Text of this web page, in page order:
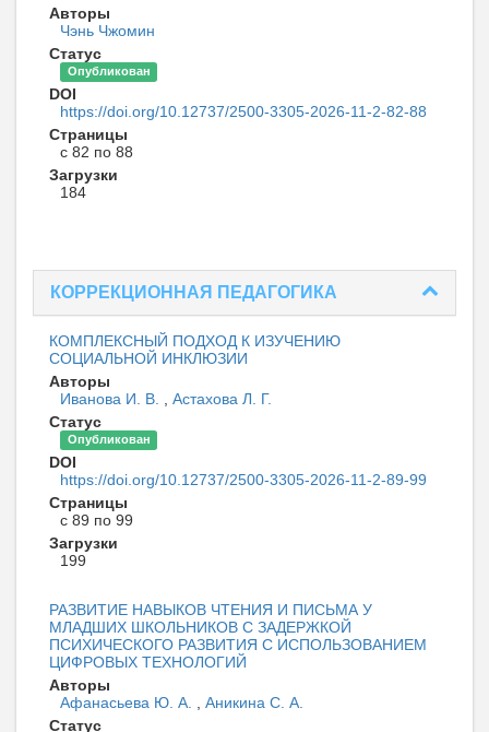
Авторы
Чэнь Чжомин
Статус
Опубликован
DOI
https://doi.org/10.12737/2500-3305-2026-11-2-82-88
Страницы
с 82 по 88
Загрузки
184
КОРРЕКЦИОННАЯ ПЕДАГОГИКА
КОМПЛЕКСНЫЙ ПОДХОД К ИЗУЧЕНИЮ
СОЦИАЛЬНОЙ ИНКЛЮЗИИ
Авторы
Иванова И. В.
Астахова Л. Г.
Статус
Опубликован
DOI
https://doi.org/10.12737/2500-3305-2026-11-2-89-99
Страницы
с 89 по 99
Загрузки
199
РАЗВИТИЕ НАВЫКОВ ЧТЕНИЯ И ПИСЬМА У
МЛАДШИХ ШКОЛЬНИКОВ С ЗАДЕРЖКОЙ
ПСИХИЧЕСКОГО РАЗВИТИЯ С ИСПОЛЬЗОВАНИЕМ
ЦИФРОВЫХ ТЕХНОЛОГИЙ
Авторы
Афанасьева Ю. А.
Аникина С. А.
Статус